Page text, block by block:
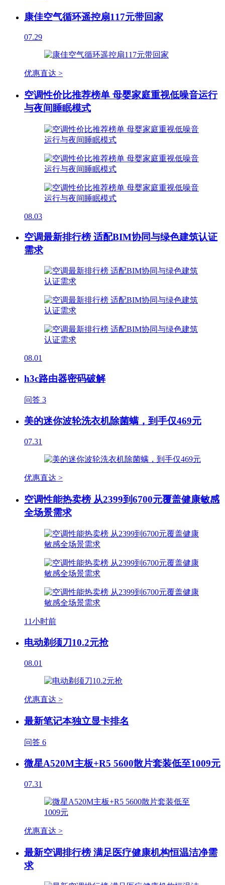
康佳空气循环遥控扇117元带回家
07.29
优惠直达 >
空调性价比推荐榜单 母婴家庭重视低噪音运行
与夜间睡眠模式
08.03
空调最新排行榜 适配BIM协同与绿色建筑认证
需求
08.01
h3c路由器密码破解
问答 3
美的迷你波轮洗衣机除菌螨，到手仅469元
07.31
优惠直达 >
空调性能热卖榜 从2399到6700元覆盖健康敏感
全场景需求
11小时前
电动剃须刀10.2元抢
08.01
优惠直达 >
最新笔记本独立显卡排名
问答 6
微星A520M主板+R5 5600散片套装低至1009元
07.31
优惠直达 >
最新空调排行榜 满足医疗健康机构恒温洁净需
求